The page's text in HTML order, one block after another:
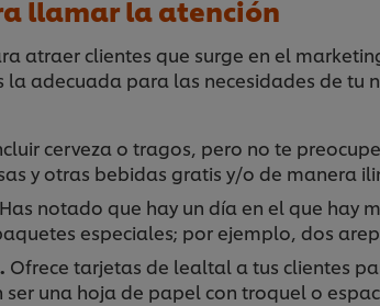
llamar la atención
atraer clientes que surge en el
adecuada para las necesidades de
cerveza o tragos, pero no te
y otras bebidas gratis y/o de manera
notado que hay un día en el que hay
especiales; por ejemplo, dos
Ofrece tarjetas de lealtal a tus clientes
ser una hoja de papel con troquel o